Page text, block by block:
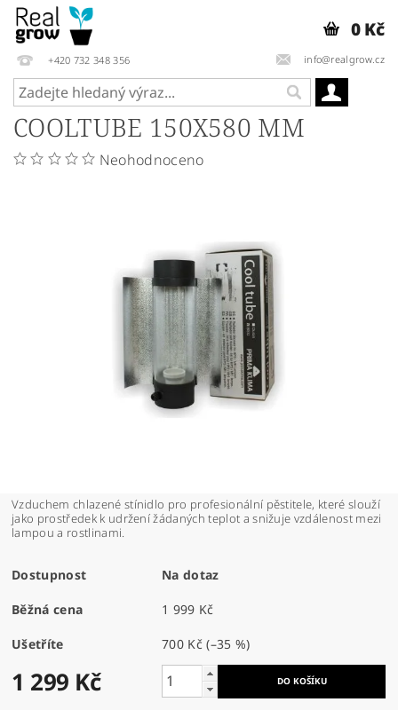
+420 732 348 356 info@realgrow.cz
0 Kč
COOLTUBE 150X580 MM
Neohodnoceno
Vzduchem chlazené stínidlo pro profesionální pěstitele, které slouží
jako prostředek k udržení žádaných teplot a snižuje vzdálenost mezi
lampou a rostlinami.
Dostupnost Na dotaz
Běžná cena 1 999 Kč
Ušetříte 700 Kč(–35 %)
1 299 Kč